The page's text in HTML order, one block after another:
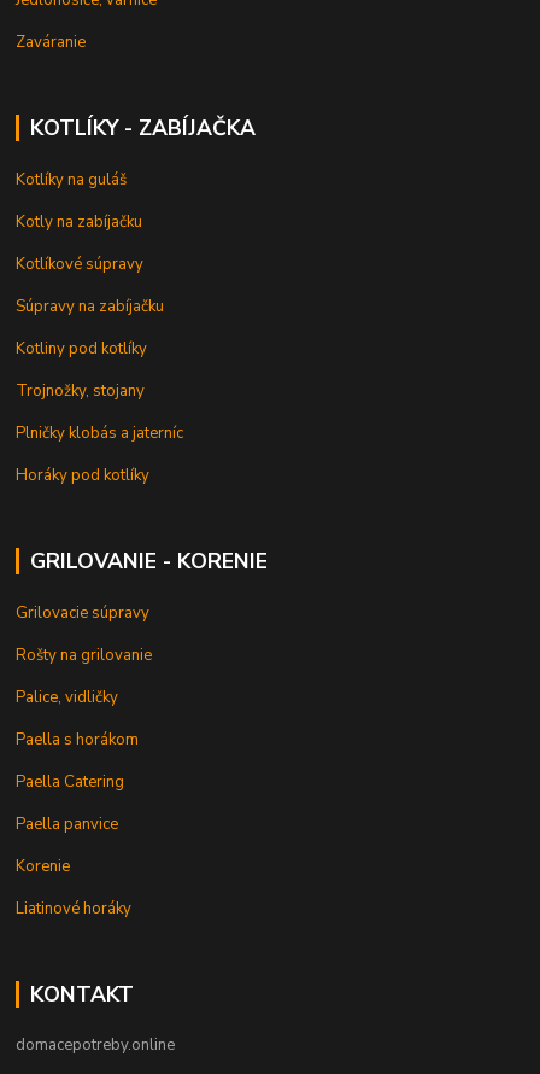
Zaváranie
KOTLÍKY - ZABÍJAČKA
Kotlíky na guláš
Kotly na zabíjačku
Kotlíkové súpravy
Súpravy na zabíjačku
Kotliny pod kotlíky
Trojnožky, stojany
Plničky klobás a jaterníc
Horáky pod kotlíky
GRILOVANIE - KORENIE
Grilovacie súpravy
Rošty na grilovanie
Palice, vidličky
Paella s horákom
Paella Catering
Paella panvice
Korenie
Liatinové horáky
KONTAKT
domacepotreby.online